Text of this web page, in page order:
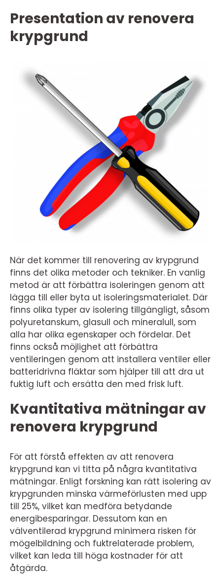
Presentation av renovera
krypgrund
När det kommer till renovering av krypgrund
finns det olika metoder och tekniker. En vanlig
metod är att förbättra isoleringen genom att
lägga till eller byta ut isoleringsmaterialet. Där
finns olika typer av isolering tillgängligt, såsom
polyuretanskum, glasull och mineralull, som
alla har olika egenskaper och fördelar. Det
finns också möjlighet att förbättra
ventileringen genom att installera ventiler eller
batteridrivna fläktar som hjälper till att dra ut
fuktig luft och ersätta den med frisk luft.
Kvantitativa mätningar av
renovera krypgrund
För att förstå effekten av att renovera
krypgrund kan vi titta på några kvantitativa
mätningar. Enligt forskning kan rätt isolering av
krypgrunden minska värmeförlusten med upp
till 25%, vilket kan medföra betydande
energibesparingar. Dessutom kan en
välventilerad krypgrund minimera risken för
mögelbildning och fuktrelaterade problem,
vilket kan leda till höga kostnader för att
åtgärda.